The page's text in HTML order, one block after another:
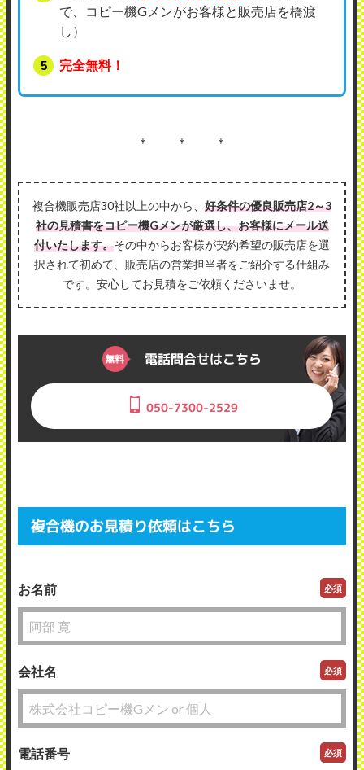
で、コピー機Gメンがお客様と販売店を橋渡
し）
完全無料！
＊ ＊ ＊
複合機販売店30社以上の中から、 好条件の優良販売店2～3
社の見積書をコピー機Gメンが厳選し、お客様にメール送
付いたします。その中からお客様が契約希望の販売店を選
択されて初めて、販売店の営業担当者をご紹介する仕組み
です。安心してお見積をご依頼くださいませ。
電話問合せはこちら
050-7300-2529
複合機のお見積り依頼はこちら
お名前 必須
会社名 必須
電話番号 必須